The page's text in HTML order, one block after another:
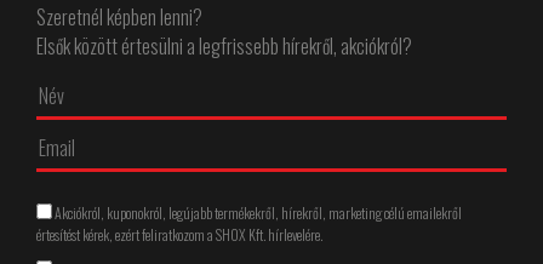
Szeretnél képben lenni?
Elsők között értesülni a legfrissebb hírekről, akciókról?
Akciókról, kuponokról, legújabb termékekről, hírekről, marketing célú emailekről
értesítést kérek, ezért feliratkozom a SHOX Kft. hírlevelére.